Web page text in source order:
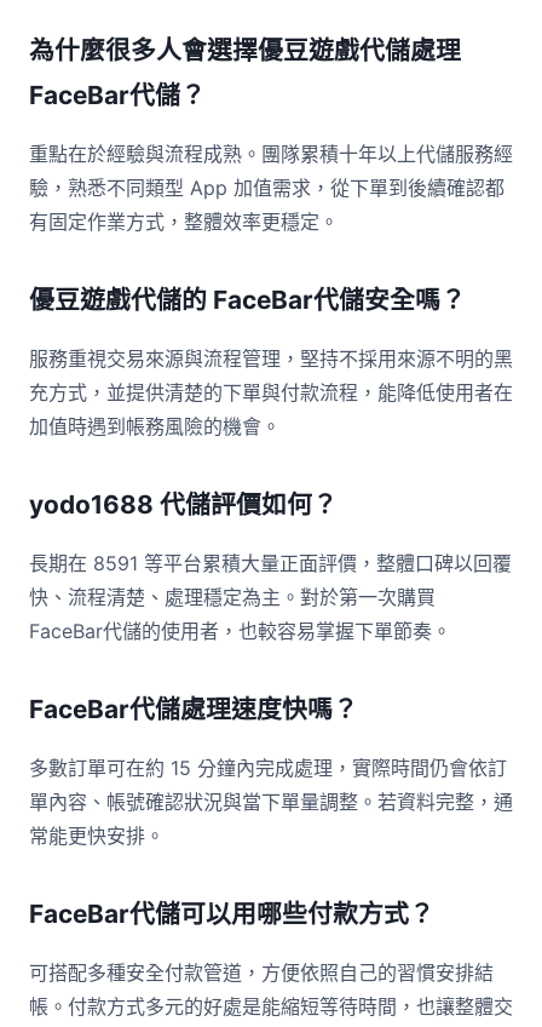
為什麼很多人會選擇優豆遊戲代儲處理
FaceBar代儲？
重點在於經驗與流程成熟。團隊累積十年以上代儲服務經
驗，熟悉不同類型 App 加值需求，從下單到後續確認都
有固定作業方式，整體效率更穩定。
優豆遊戲代儲的 FaceBar代儲安全嗎？
服務重視交易來源與流程管理，堅持不採用來源不明的黑
充方式，並提供清楚的下單與付款流程，能降低使用者在
加值時遇到帳務風險的機會。
yodo1688 代儲評價如何？
長期在 8591 等平台累積大量正面評價，整體口碑以回覆
快、流程清楚、處理穩定為主。對於第一次購買
FaceBar代儲的使用者，也較容易掌握下單節奏。
FaceBar代儲處理速度快嗎？
多數訂單可在約 15 分鐘內完成處理，實際時間仍會依訂
單內容、帳號確認狀況與當下單量調整。若資料完整，通
常能更快安排。
FaceBar代儲可以用哪些付款方式？
可搭配多種安全付款管道，方便依照自己的習慣安排結
帳。付款方式多元的好處是能縮短等待時間，也讓整體交